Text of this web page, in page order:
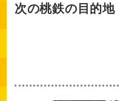
次の桃鉄の目的地